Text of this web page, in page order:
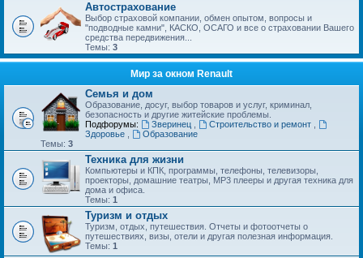
Автострахование
Выбор страховой компании, обмен опытом, вопросы и
"подводные камни", КАСКО, ОСАГО и все о страховании Вашего
средства передвижения...
Темы: 3
Мир за окном Renault
Семья и дом
Образование, досуг, выбор товаров и услуг, криминал,
безопасность и другие житейские проблемы.
Подфорумы:
Зверинец Строительство и ремонт
Здоровье
Образование
Темы: 3
Техника для жизни
Компьютеры и КПК, программы, телефоны, телевизоры,
проекторы, домашние театры, MP3 плееры и другая техника для
дома и офиса.
Темы: 1
Туризм и отдых
Туризм, отдых, путешествия. Отчеты и фотоотчеты о
путешествиях, визы, отели и другая полезная информация.
Темы: 1